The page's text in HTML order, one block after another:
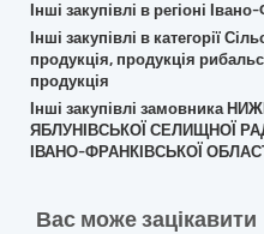
Інші закупівлі в регіоні
Інші закупівлі в категорії
продукція, продукція
продукція
Інші закупівлі замовника
ЯБЛУНІВСЬКОЇ СЕЛИЩНОЇ
ІВАНО-ФРАНКІВСЬКОЇ
Вас може зацікавити